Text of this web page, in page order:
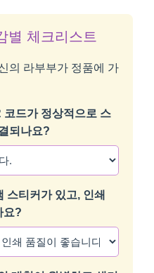
별 체크리스트
의 라부부가 정품에 가
코드가 정상적으로 스
되나요?
스티커가 있고, 인쇄
요?